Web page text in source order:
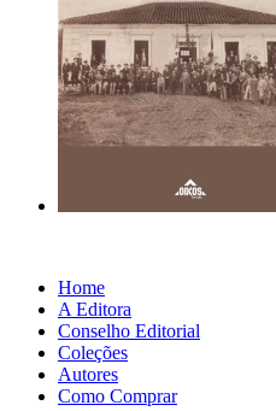
Home
A Editora
Conselho Editorial
Coleções
Autores
Como Comprar